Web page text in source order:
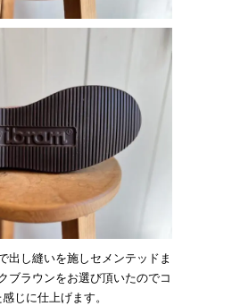
出し縫いを施しセメンテッドま
ブラウンをお選び頂いたのでコ
じに仕上げます。